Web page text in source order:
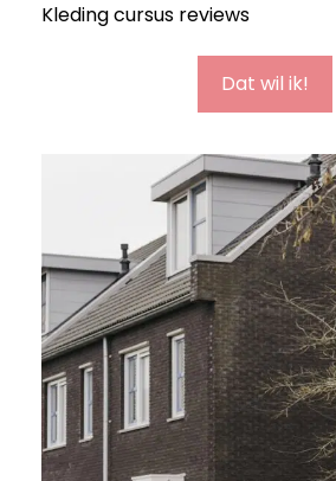
Kleding cursus reviews
Dat wil ik!